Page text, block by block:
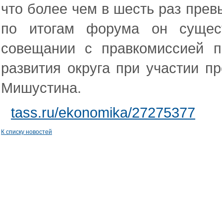
что более чем в шесть раз
по итогам форума он
совещании с правкомиссией
развития округа при участии
Мишустина.
tass.ru/ekonomika/27275377
К списку новостей